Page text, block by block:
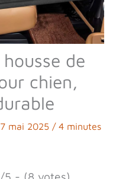
de
chien,
mai 2025 / 4 minutes
5 - (8 votes)